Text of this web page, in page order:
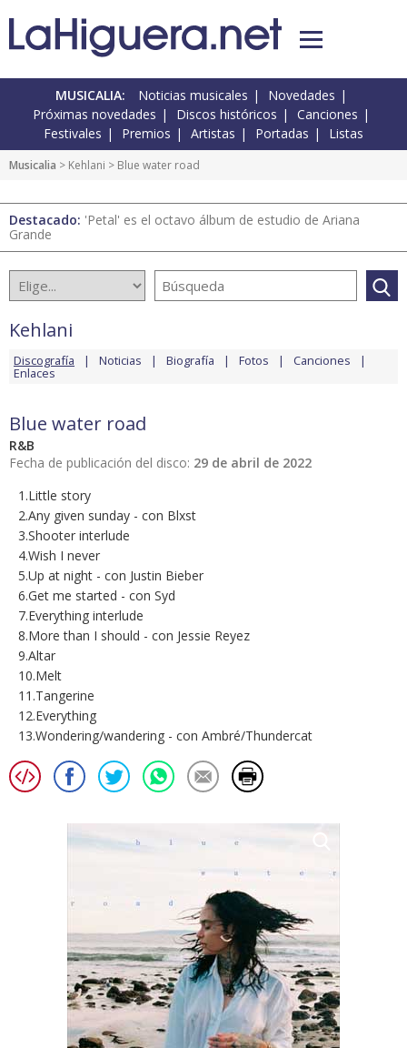
MUSICALIA: Noticias musicales
Novedades
Próximas novedades
Discos históricos
Canciones
Festivales
Premios Artistas Portadas Listas
Musicalia > Kehlani > Blue water road
Destacado: 'Petal' es el octavo álbum de estudio de Ariana
Grande
Kehlani
Discografía Noticias Biografía Fotos Canciones
Enlaces
Blue water road
R&B
Fecha de publicación del disco: 29 de abril de 2022
1.Little story
2.Any given sunday - con Blxst
3.Shooter interlude
4.Wish I never
5.Up at night - con Justin Bieber
6.Get me started - con Syd
7.Everything interlude
8.More than I should - con Jessie Reyez
9.Altar
10.Melt
11.Tangerine
12.Everything
13.Wondering/wandering - con Ambré/Thundercat